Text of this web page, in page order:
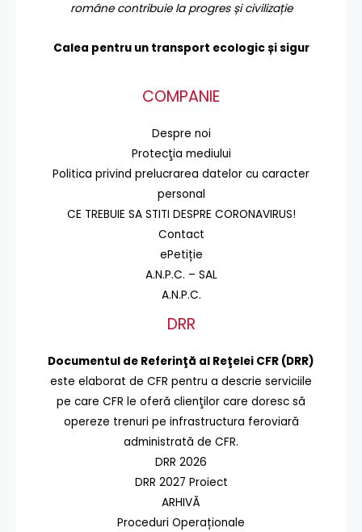
române contribuie la progres și civilizație
Calea pentru un transport ecologic și sigur
COMPANIE
Despre noi
Protecţia mediului
Politica privind prelucrarea datelor cu caracter
personal
CE TREBUIE SA STITI DESPRE CORONAVIRUS!
Contact
ePetiție
A.N.P.C. – SAL
A.N.P.C.
DRR
Documentul de Referinţă al Reţelei CFR (DRR)
este elaborat de CFR pentru a descrie serviciile
pe care CFR le oferă clienţilor care doresc să
opereze trenuri pe infrastructura feroviară
administrată de CFR.
DRR 2026
DRR 2027 Proiect
ARHIVĂ
Proceduri Operaționale